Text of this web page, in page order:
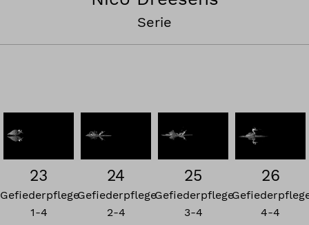
Serie
23
Gefiederpflege
1-4
24
Gefiederpflege
2-4
25
Gefiederpflege
3-4
26
4-4